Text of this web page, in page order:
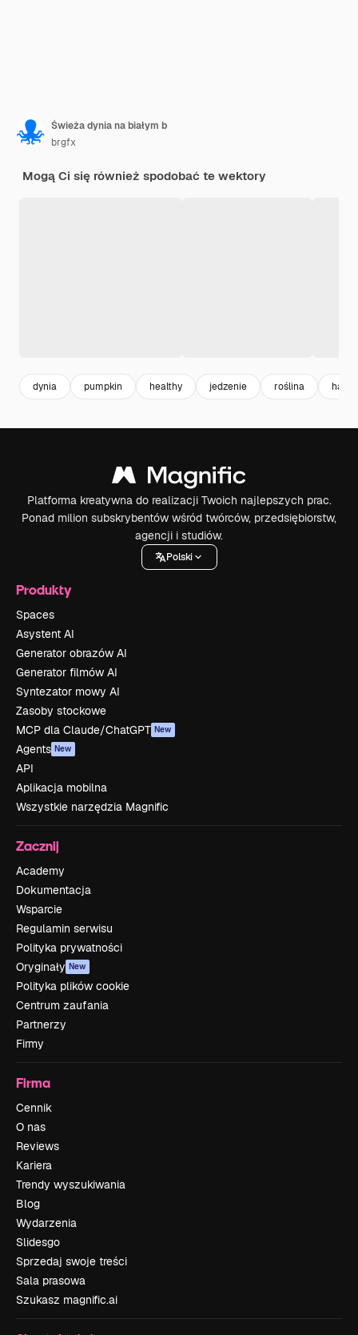
Świeża dynia na białym b
brgfx
Mogą Ci się również spodobać te wektory
dynia pumpkin healthy jedzenie roślina
Platforma kreatywna do realizacji Twoich najlepszych prac.
Ponad milion subskrybentów wśród twórców, przedsiębiorstw,
agencji i studiów.
Polski
Produkty
Spaces
Asystent AI
Generator obrazów AI
Generator filmów AI
Syntezator mowy AI
Zasoby stockowe
MCP dla Claude/ChatGPT New
Agents New
API
Aplikacja mobilna
Wszystkie narzędzia Magnific
Zacznij
Academy
Dokumentacja
Wsparcie
Regulamin serwisu
Polityka prywatności
Oryginały New
Polityka plików cookie
Centrum zaufania
Partnerzy
Firmy
Firma
Cennik
O nas
Reviews
Kariera
Trendy wyszukiwania
Blog
Wydarzenia
Slidesgo
Sprzedaj swoje treści
Sala prasowa
Szukasz magnific.ai